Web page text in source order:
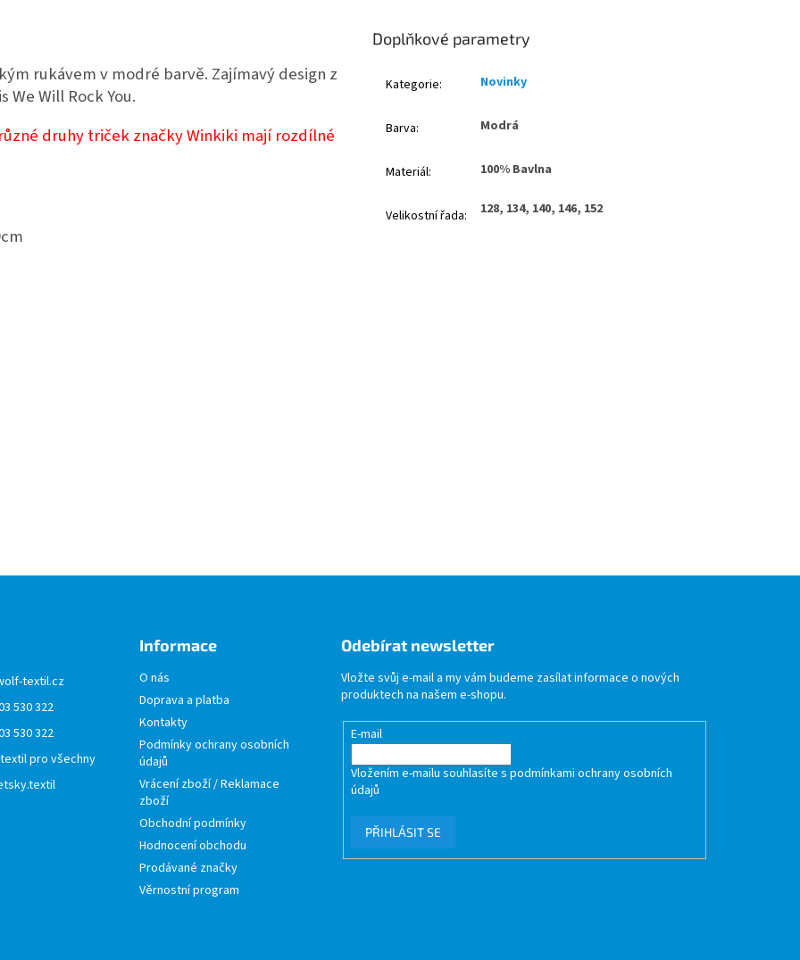
rukávem v modré barvě. Zajímavý design z
Will Rock You.
druhy triček značky Winkiki mají rozdílné
Doplňkové parametry
Kategorie: Novinky
Barva: Modrá
Materiál: 100% Bavlna
Velikostní řada: 128, 134, 140, 146, 152
textil.cz
530 322
530 322
pro všechny
Informace
O nás
Doprava a platba
Kontakty
Podmínky ochrany osobních
údajů
Vrácení zboží / Reklamace
zboží
Obchodní podmínky
Hodnocení obchodu
Prodávané značky
Věrnostní program
Odebírat newsletter
Vložte svůj e-mail a my vám budeme zasílat informace o nových
produktech na našem e-shopu.
E-mail
Vložením e-mailu souhlasíte spodmínkami ochrany osobních
údajů
PŘIHLÁSIT SE